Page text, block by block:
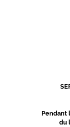
Pendant
du